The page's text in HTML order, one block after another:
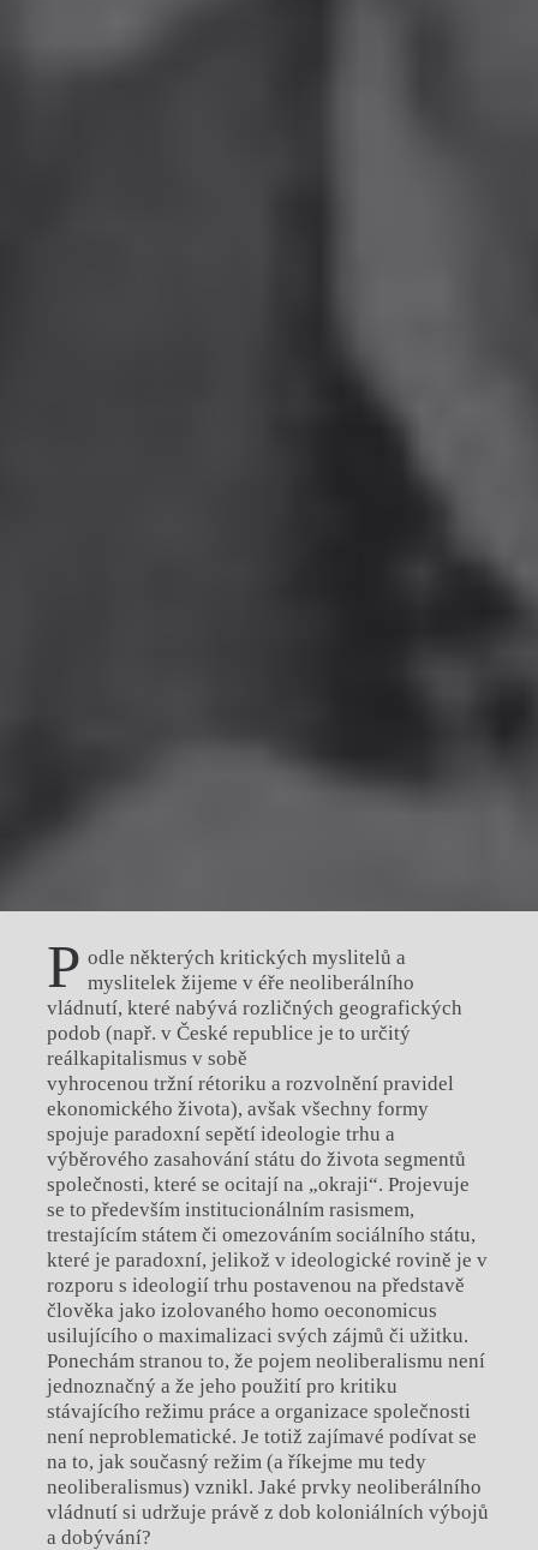
P odle některých kritických myslitelů a
myslitelek žijeme v éře neoliberálního
vládnutí, které nabývá rozličných geografických
podob (např. v České republice je to určitý
reálkapitalismus v sobě
vyhrocenou tržní rétoriku a rozvolnění pravidel
ekonomického života), avšak všechny formy
spojuje paradoxní sepětí ideologie trhu a
výběrového zasahování státu do života segmentů
společnosti, které se ocitají na „okraji“. Projevuje
se to především institucionálním rasismem,
trestajícím státem či omezováním sociálního státu,
které je paradoxní, jelikož v ideologické rovině je v
rozporu s ideologií trhu postavenou na představě
člověka jako izolovaného homo oeconomicus
usilujícího o maximalizaci svých zájmů či užitku.
Ponechám stranou to, že pojem neoliberalismu není
jednoznačný a že jeho použití pro kritiku
stávajícího režimu práce a organizace společnosti
není neproblematické. Je totiž zajímavé podívat se
na to, jak současný režim (a říkejme mu tedy
neoliberalismus) vznikl. Jaké prvky neoliberálního
vládnutí si udržuje právě z dob koloniálních výbojů
a dobývání?